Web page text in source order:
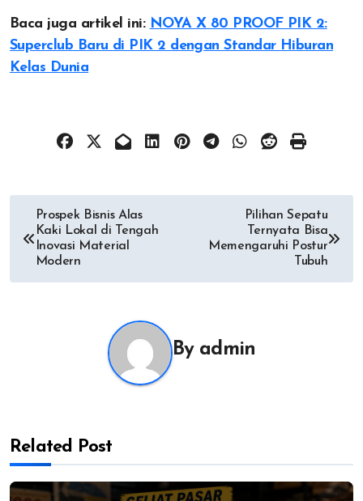
Baca juga artikel ini: NOYA X 80 PROOF PIK 2:
Superclub Baru di PIK 2 dengan Standar Hiburan
Kelas Dunia
Post
navigation
Prospek Bisnis Alas
Kaki Lokal di Tengah
Inovasi Material
Modern
Pilihan Sepatu
Ternyata Bisa
Memengaruhi Postur
Tubuh
By admin
Related Post